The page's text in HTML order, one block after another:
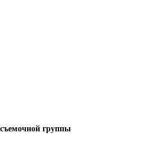
группы